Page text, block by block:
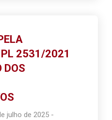
PL 2531/2021
DOS
julho de 2025 -